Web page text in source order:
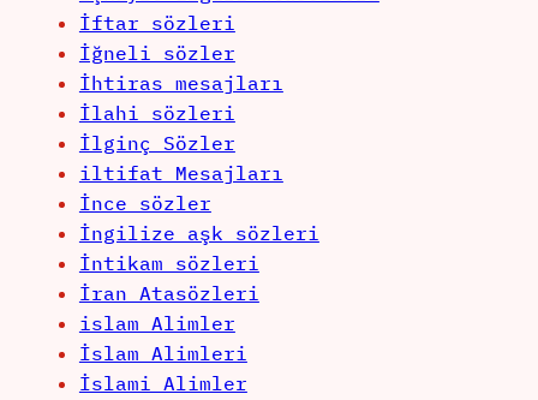
İftar sözleri
İğneli sözler
İhtiras mesajları
İlahi sözleri
İlginç Sözler
iltifat Mesajları
İnce sözler
İngilize aşk sözleri
İntikam sözleri
İran Atasözleri
islam Alimler
İslam Alimleri
İslami Alimler